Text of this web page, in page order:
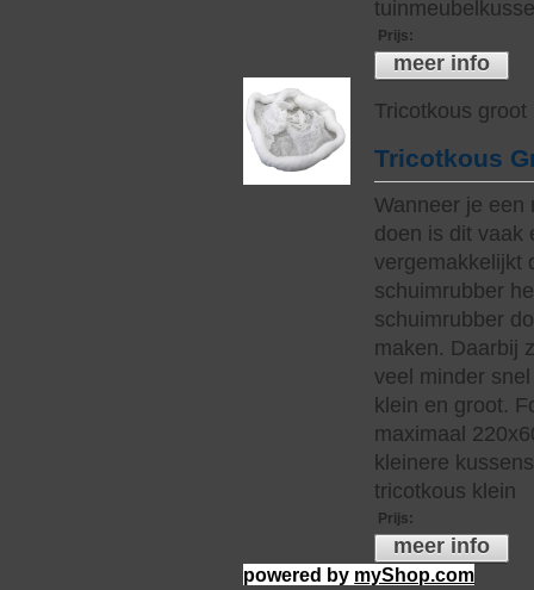
Prijs:
meer info
Tricotkous groot
Tricotkous
Wanneer je een
doen is dit vaak
vergemakkelijkt
schuimrubber
schuimrubber
maken. Daarbij
veel minder
klein en groot.
maximaal
kleinere
tricotkous klein
Prijs:
meer info
powered by myShop.com